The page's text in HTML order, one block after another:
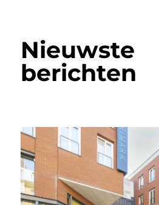
Nieuwste
berichten